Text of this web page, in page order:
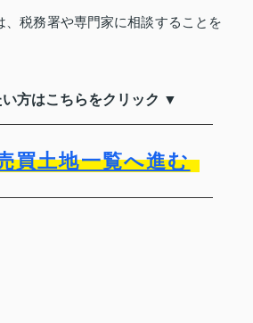
、税務署や専門家に相談することを
方はこちらをクリック ▼
買土地一覧へ進む